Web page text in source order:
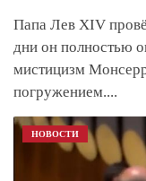
Папа Лев XIV
дни он полностью
мистицизм
погружением....
НОВОСТИ